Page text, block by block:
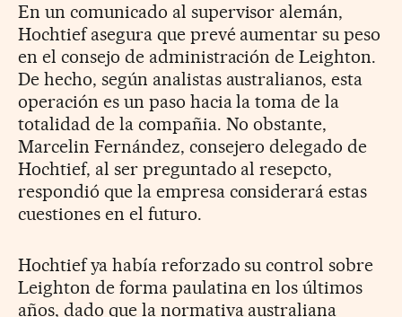
En un comunicado al supervisor alemán,
Hochtief asegura que prevé aumentar su peso
en el consejo de administración de Leighton.
De hecho, según analistas australianos, esta
operación es un paso hacia la toma de la
totalidad de la compañia. No obstante,
Marcelin Fernández, consejero delegado de
Hochtief, al ser preguntado al resepcto,
respondió que la empresa considerará estas
cuestiones en el futuro.
Hochtief ya había reforzado su control sobre
Leighton de forma paulatina en los últimos
años, dado que la normativa australiana